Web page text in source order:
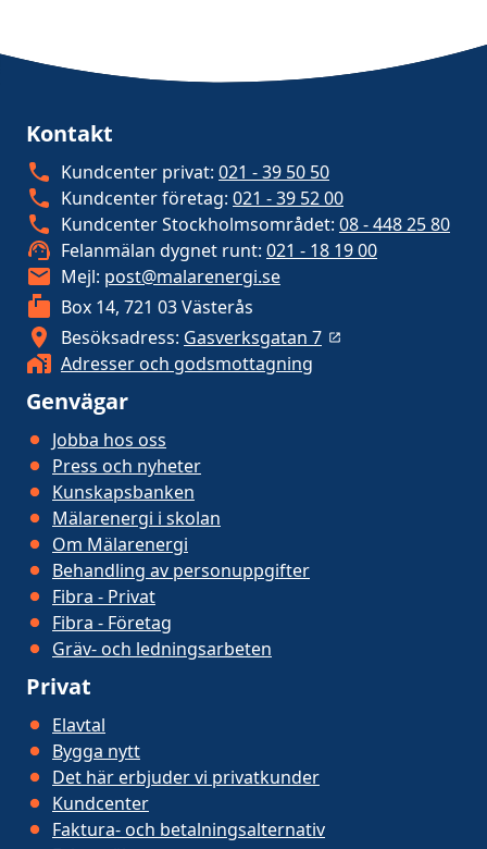
Kontakt
Kundcenter privat: 021 - 39 50 50
Kundcenter företag: 021 - 39 52 00
Kundcenter Stockholmsområdet: 08 - 448 25 80
Felanmälan dygnet runt: 021 - 18 19 00
Mejl: post@malarenergi.se
Box 14, 721 03 Västerås
Besöksadress: Gasverksgatan 7
Adresser och godsmottagning
Genvägar
Jobba hos oss
Press och nyheter
Kunskapsbanken
Mälarenergi i skolan
Om Mälarenergi
Behandling av personuppgifter
Fibra - Privat
Fibra - Företag
Gräv- och ledningsarbeten
Privat
Elavtal
Bygga nytt
Det här erbjuder vi privatkunder
Kundcenter
Faktura- och betalningsalternativ